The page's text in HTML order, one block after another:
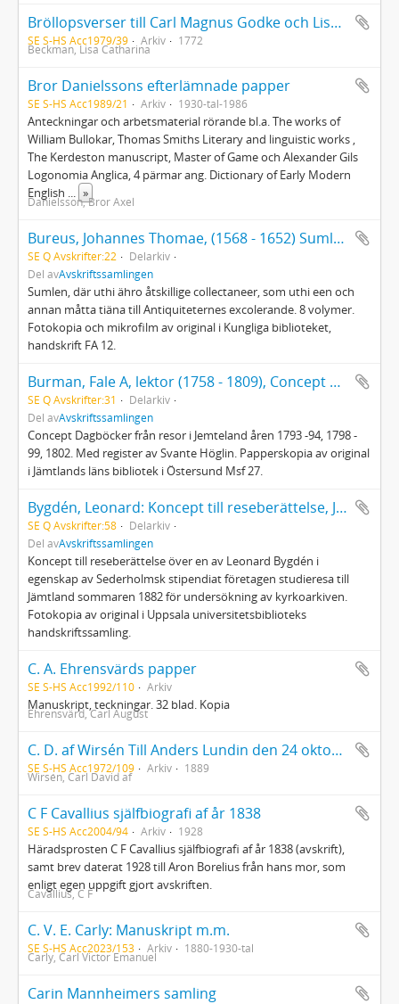
Bröllopsverser till Carl Magnus Godke och Lisa Catharina Beckman 1772 sign. P. W.
SE S-HS Acc1979/39 Arkiv 1772
Beckman, Lisa Catharina
Bror Danielssons efterlämnade papper
SE S-HS Acc1989/21 Arkiv 1930-tal-1986
Anteckningar och arbetsmaterial rörande bl.a. The works of
William Bullokar, Thomas Smiths Literary and linguistic works ,
The Kerdeston manuscript, Master of Game och Alexander Gils
Logonomia Anglica, 4 pärmar ang. Dictionary of Early Modern
English ... »
Danielsson, Bror Axel
Bureus, Johannes Thomae, (1568 - 1652) Sumlen
SE Q Avskrifter:22
Delarkiv
Del avAvskriftssamlingen
Sumlen, där uthi ähro åtskillige collectaneer, som uthi een och
annan måtta tiäna till Antiquiteternes excolerande. 8 volymer.
Fotokopia och mikrofilm av original i Kungliga biblioteket,
handskrift FA 12.
Burman, Fale A, lektor (1758 - 1809), Concept Dagböcker...
SE Q Avskrifter:31
Delarkiv
Del avAvskriftssamlingen
Concept Dagböcker från resor i Jemteland åren 1793 -94, 1798 -
99, 1802. Med register av Svante Höglin. Papperskopia av original
i Jämtlands läns bibliotek i Östersund Msf 27.
Bygdén, Leonard: Koncept till reseberättelse, Jämtland 1882
SE Q Avskrifter:58
Delarkiv
Del avAvskriftssamlingen
Koncept till reseberättelse över en av Leonard Bygdén i
egenskap av Sederholmsk stipendiat företagen studieresa till
Jämtland sommaren 1882 för undersökning av kyrkoarkiven.
Fotokopia av original i Uppsala universitetsbiblioteks
handskriftssamling.
C. A. Ehrensvärds papper
SE S-HS Acc1992/110 Arkiv
Manuskript, teckningar. 32 blad. Kopia
Ehrensvärd, Carl August
C. D. af Wirsén Till Anders Lundin den 24 oktober 1889
SE S-HS Acc1972/109 Arkiv 1889
Wirsén, Carl David af
C F Cavallius själfbiografi af år 1838
SE S-HS Acc2004/94 Arkiv 1928
Häradsprosten C F Cavallius själfbiografi af år 1838 (avskrift),
samt brev daterat 1928 till Aron Borelius från hans mor, som
enligt egen uppgift gjort avskriften.
Cavallius, C F
C. V. E. Carly: Manuskript m.m.
SE S-HS Acc2023/153 Arkiv 1880-1930-tal
Carly, Carl Victor Emanuel
Carin Mannheimers samling